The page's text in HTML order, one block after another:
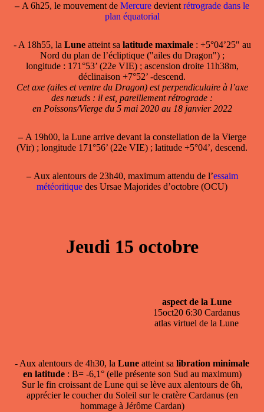
–A 6h25, le mouvement de Mercure devient rétrograde dans le
plan équatorial
- A 18h55, la Luneatteint sa latitude maximale: +5°04’25" au
Nord du plan de l’écliptique ("ailes du Dragon") ;
longitude : 171°53’ (22e VIE) ; ascension droite 11h38m,
déclinaison +7°52’ -descend.
Cet axe (ailes et ventre du Dragon) est perpendiculaire à l’axe
des nœuds : il est, pareillement rétrograde :
en Poissons/Vierge du 5 mai 2020 au 18 janvier 2022
–A 19h00, la Lune arrive devant la constellation de la Vierge
(Vir) ; longitude 171°56’ (22e VIE) ; latitude +5°04’, descend.
–Aux alentours de 23h40, maximum attendu de l’essaim
météoritique des Ursae Majorides d’octobre (OCU)
Jeudi 15 octobre
aspect de la Lune
15oct20 6:30 Cardanus
atlas virtuel de la Lune
- Aux alentours de 4h30, la Lune atteint sa libration minimale
en latitude: B= -6,1° (elle présente son Sud au maximum)
Sur le fin croissant de Lune qui se lève aux alentours de 6h,
apprécier le coucher du Soleil sur le cratère Cardanus (en
hommage à Jérôme Cardan)